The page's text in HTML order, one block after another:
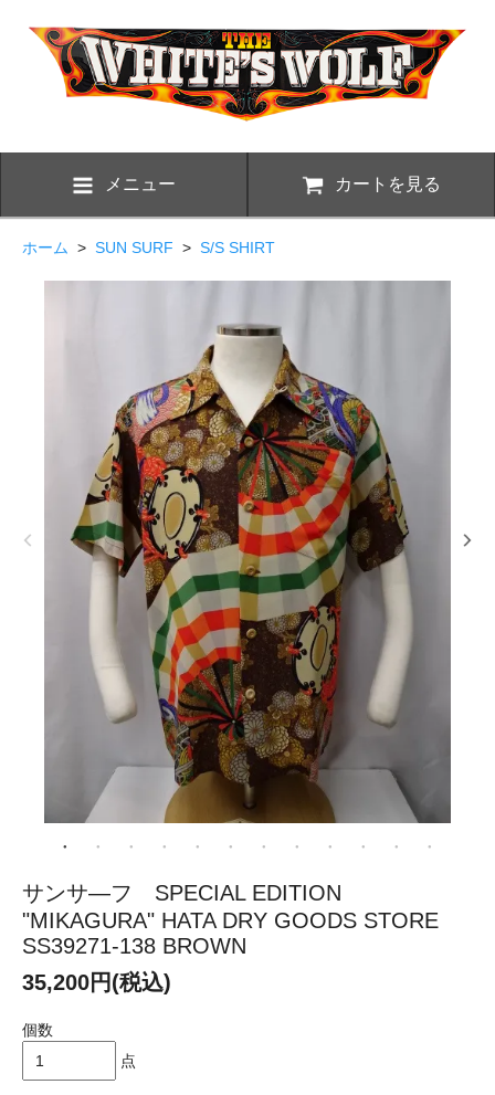
メニュー カートを見る
ホーム > SUN SURF > S/S SHIRT
サンサ―フ SPECIAL EDITION
"MIKAGURA" HATA DRY GOODS STORE
SS39271-138 BROWN
35,200円(税込)
個数
点